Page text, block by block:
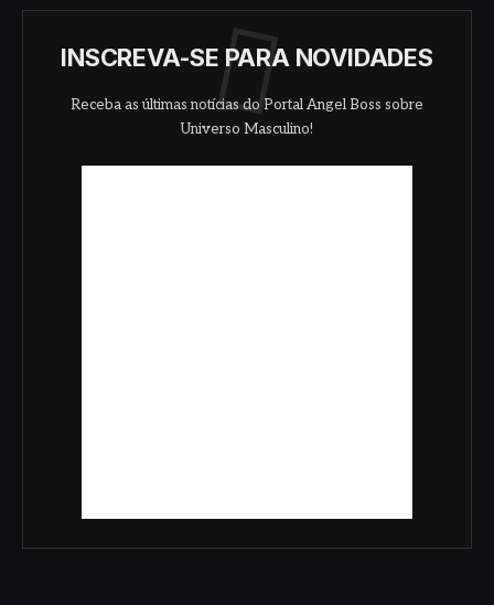
INSCREVA-SE PARA NOVIDADES
Receba as últimas notícias do Portal Angel Boss sobre
Universo Masculino!